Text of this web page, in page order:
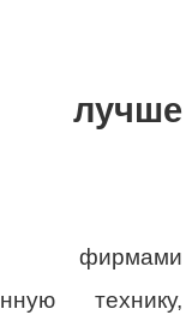
лучше
фирмами
технику,